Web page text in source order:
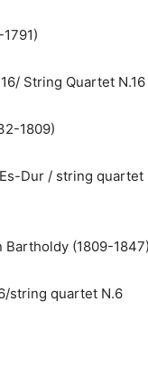
String Quartet N.16
1809)
Dur / string quartet
Bartholdy (1809-1847)
string quartet N.6